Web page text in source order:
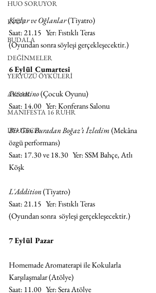
HUO SORUYOR
ETÜT
BUDALA
DEĞİNMELER
YERYÜZÜ ÖYKÜLERİ
AKSAK
MANIFESTA 16 RUHR
DEUTSCH
Kızlar ve Oğlanlar (Tiyatro)
Saat: 21.15   Yer: Fıstıklı Teras
(Oyundan sonra söyleşi gerçekleşecektir.)
6 Eylül Cumartesi
Pezzettino (Çocuk Oyunu)
Saat: 14.00   Yer: Konferans Salonu
Bir Gün Buradan Boğaz’ı İzledim (Mekâna
özgü performans)
Saat: 17.30 ve 18.30   Yer: SSM Bahçe, Atlı
Köşk
L'Addition (Tiyatro)
Saat: 21.15   Yer: Fıstıklı Teras
(Oyundan sonra  söyleşi gerçekleşecektir.)
7 Eylül Pazar
Homemade Aromaterapi ile Kokularla
Karşılaşmalar (Atölye)
Saat: 11.00   Yer: Sera Atölye